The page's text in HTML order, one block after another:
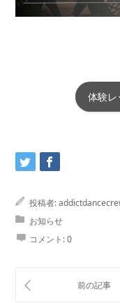
体験レ
投稿者:
お知らせ
コメント:0